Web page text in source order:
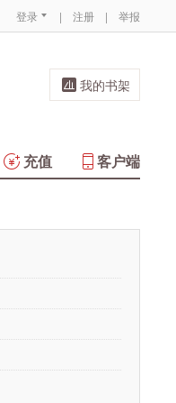
登录 | 注册 | 举报
我的书架
客户端
充值